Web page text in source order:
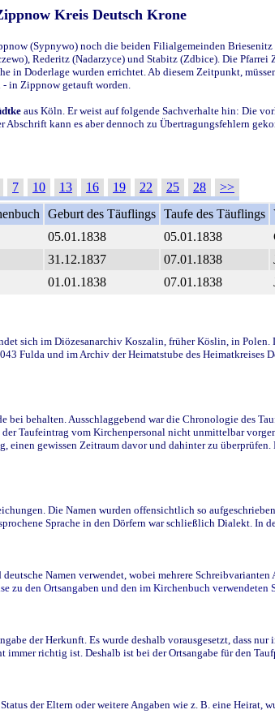
Kreis Deutsch Krone
(Sypnywo) noch die beiden Filialgemeinden
Rederitz (Nadarzyce) und Stabitz (Zdbice). Die
Doderlage wurden errichtet. Ab diesem Zeitpunkt,
in Zippnow getauft worden.
aus Köln. Er weist auf folgende Sachverhalte hin: Die
kann es aber dennoch zu Übertragungsfehlern
7 10 13 16 19 22 25 28
>>
Geburt des Täuflings Taufe des Täuflings
05.01.1838 05.01.1838
31.12.1837 07.01.1838
01.01.1838 07.01.1838
sich im Diözesanarchiv Koszalin, früher Köslin, in
Fulda und im Archiv der Heimatstube des
behalten. Ausschlaggebend war die Chronologie des
Taufeintrag vom Kirchenpersonal nicht unmittelbar
gewissen Zeitraum davor und dahinter zu
Die Namen wurden offensichtlich so
Sprache in den Dörfern war schließlich Dialekt.
Namen verwendet, wobei mehrere
zu den Ortsangaben und den im Kirchenbuch verwendeten
der Herkunft. Es wurde deshalb vorausgesetzt, dass
richtig ist. Deshalb ist bei der Ortsangabe für den
der Eltern oder weitere Angaben wie z. B. eine Heirat,